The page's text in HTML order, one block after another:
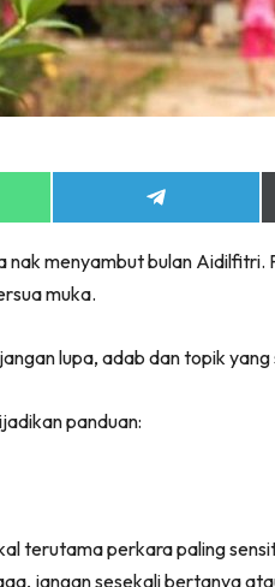
Share
on
nak menyambut bulan Aidilfitri.
muka.
lupa, adab dan topik
panduan:
terutama perkara paling
jangan sesekali bertanya